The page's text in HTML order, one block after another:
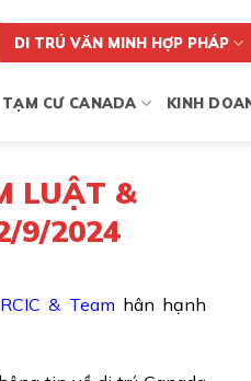
DI TRÚ VĂN MINH HỢP PHÁP
TẠM CƯ CANADA KINH
LUẬT &
9/2024
& Team hân hạnh